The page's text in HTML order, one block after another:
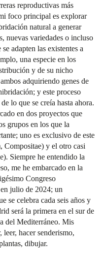
reproductivas más
foco principal es explorar
natural a generar
nuevas variedades o incluso
adapten las existentes a
una especie en los
y de su nicho
adquiriendo genes de
y este proceso
lo que se creía hasta ahora.
en dos proyectos que
grupos en los que la
uno es exclusivo de este
Compositae) y el otro casi
Siempre he entendido la
me he embarcado en la
Congreso
julio de 2024; un
se celebra cada seis años y
será la primera en el sur de
del Mediterráneo. Mis
hacer senderismo,
dibujar.